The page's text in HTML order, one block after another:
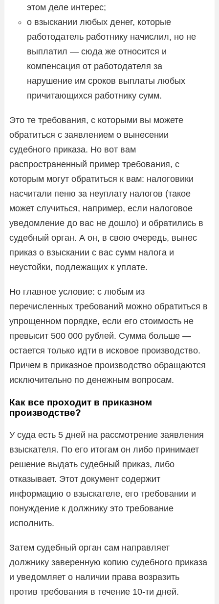
этом деле интерес;
о взыскании любых денег, которые
работодатель работнику начислил, но не
выплатил — сюда же относится и
компенсация от работодателя за
нарушение им сроков выплаты любых
причитающихся работнику сумм.
Это те требования, с которыми вы можете
обратиться с заявлением о вынесении
судебного приказа. Но вот вам
распространенный пример требования, с
которым могут обратиться к вам: налоговики
насчитали пеню за неуплату налогов (такое
может случиться, например, если налоговое
уведомление до вас не дошло) и обратились в
судебный орган. А он, в свою очередь, вынес
приказ о взыскании с вас сумм налога и
неустойки, подлежащих к уплате.
Но главное условие: с любым из
перечисленных требований можно обратиться в
упрощенном порядке, если его стоимость не
превысит 500 000 рублей. Сумма больше —
остается только идти в исковое производство.
Причем в приказное производство обращаются
исключительно по денежным вопросам.
Как все проходит в приказном
производстве?
У суда есть 5 дней на рассмотрение заявления
взыскателя. По его итогам он либо принимает
решение выдать судебный приказ, либо
отказывает. Этот документ содержит
информацию о взыскателе, его требовании и
понуждение к должнику это требование
исполнить.
Затем судебный орган сам направляет
должнику заверенную копию судебного приказа
и уведомляет о наличии права возразить
против требования в течение 10-ти дней.